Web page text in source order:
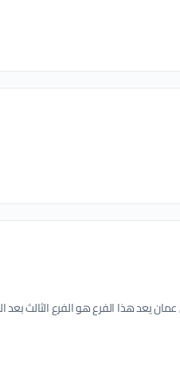
يعد هذا الفرع هو الفرع الثالث بعد